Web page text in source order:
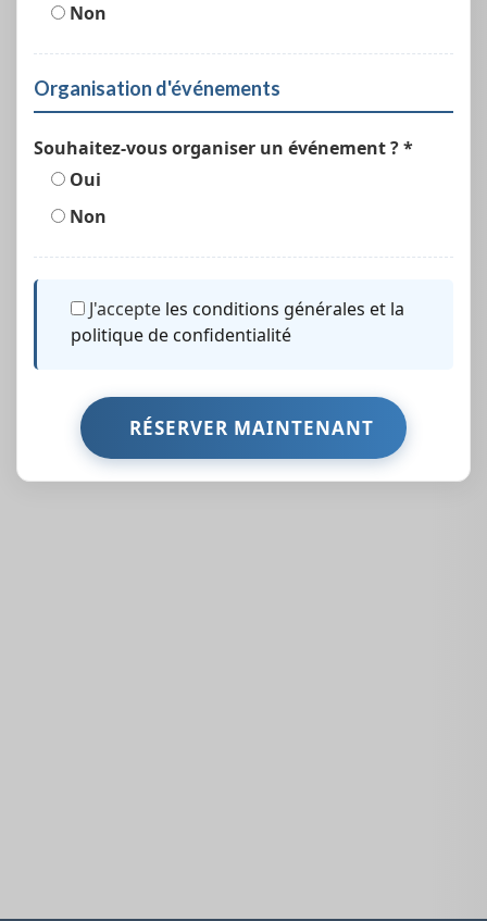
Non
Organisation d'événements
Souhaitez-vous organiser un événement ? *
Oui
Non
J'accepte les conditions générales et la
politique de confidentialité